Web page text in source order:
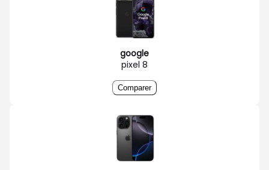
google
pixel 8
Comparer